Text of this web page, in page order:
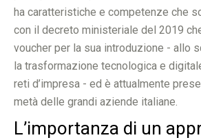
ha caratteristiche e competenze che
con il decreto ministeriale del 2019
voucher per la sua introduzione - allo
la trasformazione tecnologica e
reti d’impresa - ed è attualmente
metà delle grandi aziende italiane.
L’importanza di un